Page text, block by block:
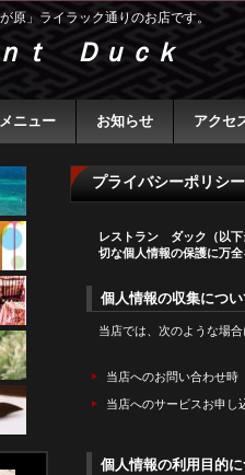
」ライラック通りのお店です。
ｔ Ｄｕｃｋ
プライバシーポリシー
レストラン ダック（以下
切な個人情報の保護に万全
個人情報の収集につい
当店では、次のような場
当店へのお問い合わせ時
当店へのサービスお申し
個人情報の利用目的
メニュー お知らせ アクセ